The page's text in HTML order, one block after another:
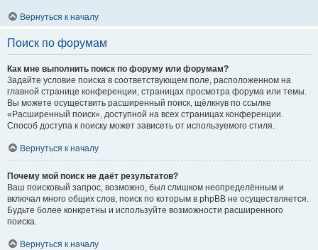
Вернуться к началу
Поиск по форумам
Как мне выполнить поиск по форуму или форумам?
Задайте условие поиска в соответствующем поле, расположенном на
главной странице конференции, страницах просмотра форума или темы.
Вы можете осуществить расширенный поиск, щёлкнув по ссылке
«Расширенный поиск», доступной на всех страницах конференции.
Способ доступа к поиску может зависеть от используемого стиля.
Вернуться к началу
Почему мой поиск не даёт результатов?
Ваш поисковый запрос, возможно, был слишком неопределённым и
включал много общих слов, поиск по которым в phpBB не осуществляется.
Будьте более конкретны и используйте возможности расширенного
поиска.
Вернуться к началу